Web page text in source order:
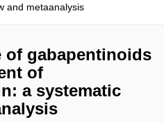
and metaanalysis
of gabapentinoids
of
a systematic